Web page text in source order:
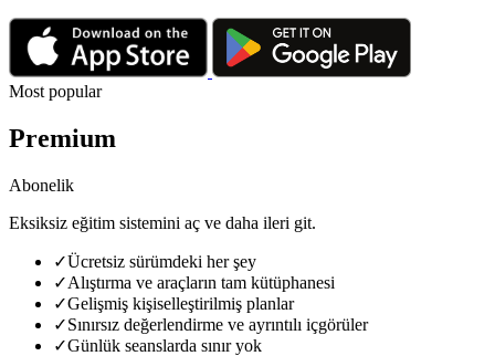
Most popular
Premium
Abonelik
Eksiksiz eğitim sistemini aç ve daha ileri git.
✓Ücretsiz sürümdeki her şey
✓Alıştırma ve araçların tam kütüphanesi
✓Gelişmiş kişiselleştirilmiş planlar
✓Sınırsız değerlendirme ve ayrıntılı içgörüler
✓Günlük seanslarda sınır yok